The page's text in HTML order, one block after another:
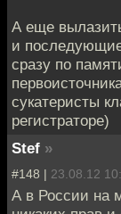
А еще
и
сразу по
сукатеристы
регистраторе)
Stef »
#148 | 23.08.12
А в России на